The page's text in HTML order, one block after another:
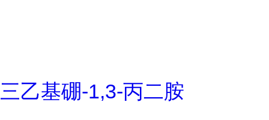
三乙基硼-1,3-丙二胺